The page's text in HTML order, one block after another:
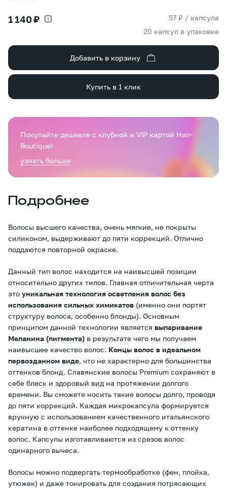
1 140 ₽
57 ₽ / капсула
20 капсул в упаковке
Добавить в корзину
Купить в 1 клик
Подробнее
Волосы высшего качества, очень мягкие, не покрыты
силиконом, выдерживают до пяти коррекций. Отлично
поддаются повторной окраске.
Данный тип волос находится на наивысшей позиции
относительно других типов. Главная отличительная черта
это уникальная технология осветления волос без
использования сильных химикатов (именно они портят
структуру волоса, особенно блонды). Основным
принципом данной технологии является выпаривание
Меланина (пигмента) в результате чего мы получаем
наивысшее качество волос. Концы волос в идеальном
первозданном виде, что не характерно для большинства
оттенков блонд. Славянские волосы Premium сохраняют в
себе блеск и здоровый вид на протяжении долгого
времени. Вы сможете носить такие волосы долго, проводя
до пяти коррекций. Каждая микрокапсула формируется
вручную с использованием качественного итальянского
кератина в оттенке наиболее подходящему к оттенку
волос. Капсулы изготавливаются из срезов волос
одинарного вычеса.
Волосы можно подвергать термообработке (фен, плойка,
утюжек) и даже тонировать для создания потрясающих
Покупайте дешевле с клубной и VIP картой Hair-
Boutique!
узнать больше